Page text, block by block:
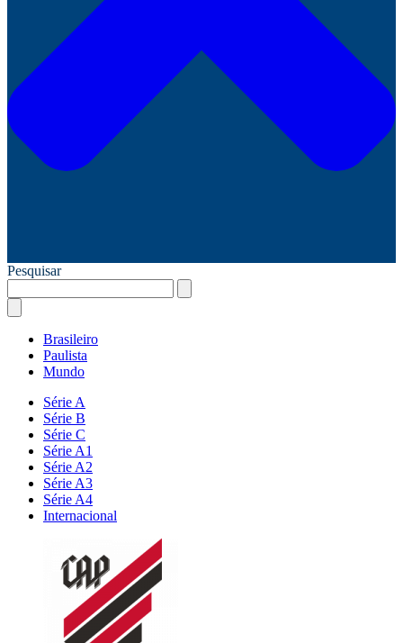
Pesquisar
Brasileiro
Paulista
Mundo
Série A
Série B
Série C
Série A1
Série A2
Série A3
Série A4
Internacional